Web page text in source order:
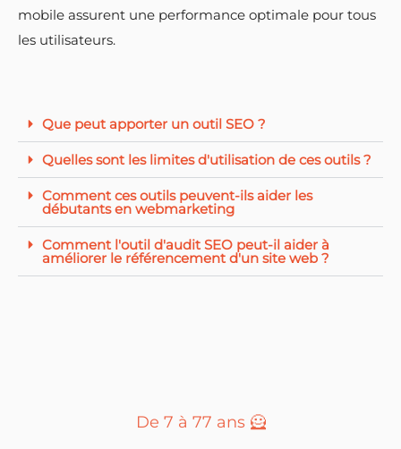
mobile assurent une performance optimale pour tous
les utilisateurs.
Que peut apporter un outil SEO ?
Quelles sont les limites d'utilisation de ces outils ?
Comment ces outils peuvent-ils aider les
débutants en webmarketing
Comment l'outil d'audit SEO peut-il aider à
améliorer le référencement d'un site web ?
De 7 à 77 ans 🦸